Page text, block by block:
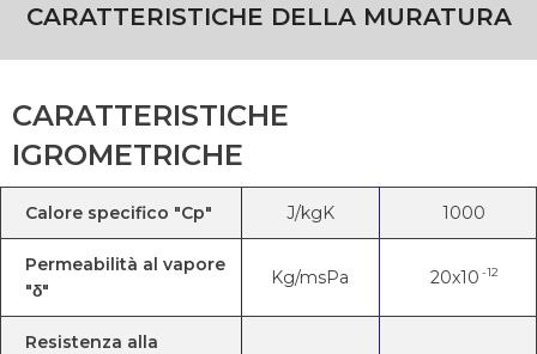
CARATTERISTICHE DELLA MURATURA
CARATTERISTICHE
IGROMETRICHE
Calore specifico "Cp" J/kgK 1000
Permeabilità al vapore
"δ"
Kg/msPa 20x10 -12
Resistenza alla